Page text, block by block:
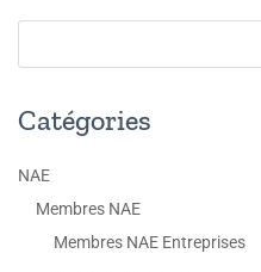
Catégories
NAE
Membres NAE
Membres NAE Entreprises